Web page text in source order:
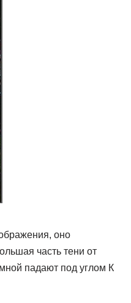
оно
часть тени от
падают под углом К